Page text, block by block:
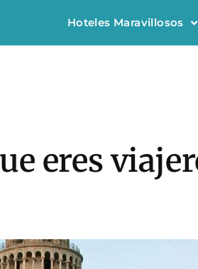
Hoteles Maravillosos
eres